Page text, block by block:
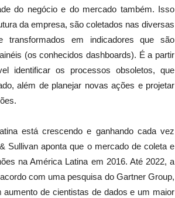
do negócio e do mercado também. Isso
da empresa, são coletados nas diversas
transformados em indicadores que são
(os conhecidos dashboards). É a partir
identificar os processos obsoletos, que
além de planejar novas ações e projetar
está crescendo e ganhando cada vez
Sullivan aponta que o mercado de coleta e
na América Latina em 2016. Até 2022, a
com uma pesquisa do Gartner Group,
de cientistas de dados e um maior